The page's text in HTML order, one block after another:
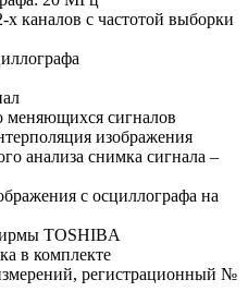
каналов с частотой выборки
меняющихся сигналов
изображения
анализа снимка сигнала –
с осциллографа на
TOSHIBA
в комплекте
регистрационный №